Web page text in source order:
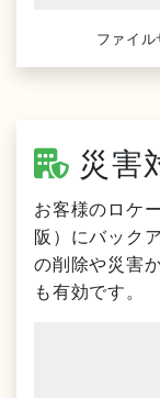
ファイ
災害
お客様のロケ
阪）にバック
の削除や災害
も有効です。